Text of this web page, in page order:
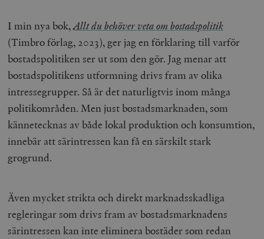
I min nya bok,Allt du behöver veta om bostadspolitik
(Timbro förlag, 2023), ger jag en förklaring till varför
bostadspolitiken ser ut som den gör. Jag menar att
bostadspolitikens utformning drivs fram av olika
intressegrupper. Så är det naturligtvis inom många
politikområden. Men just bostadsmarknaden, som
kännetecknas av både lokal produktion och konsumtion,
innebär att särintressen kan få en särskilt stark
grogrund.
Även mycket strikta och direkt marknadsskadliga
regleringar som drivs fram av bostadsmarknadens
särintressen kan inte eliminera bostäder som redan